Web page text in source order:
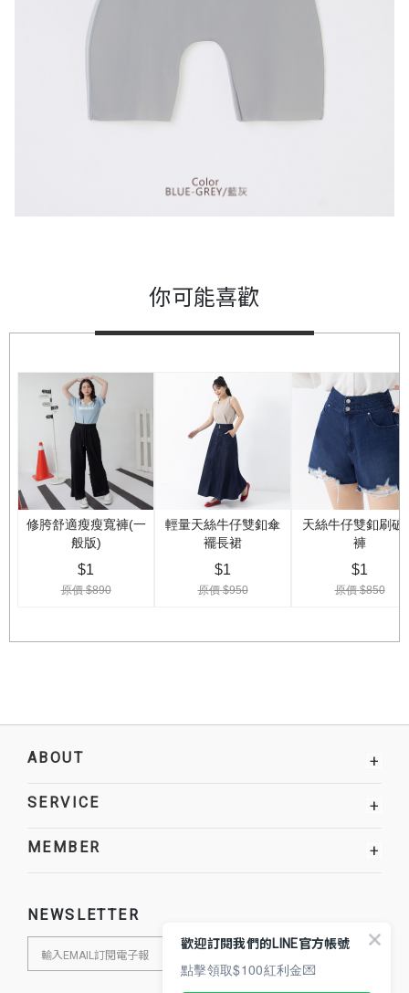
你可能喜歡
ABOUT +
SERVICE +
MEMBER +
NEWSLETTER
歡迎訂閱我們的LINE官方帳號
點擊領取$100紅利金💌